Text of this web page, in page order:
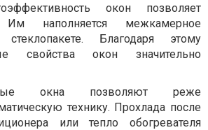
окон позволяет
наполняется межкамерное
Благодаря этому
свойства окон значительно
окна позволяют реже
технику. Прохлада после
или тепло обогревателя